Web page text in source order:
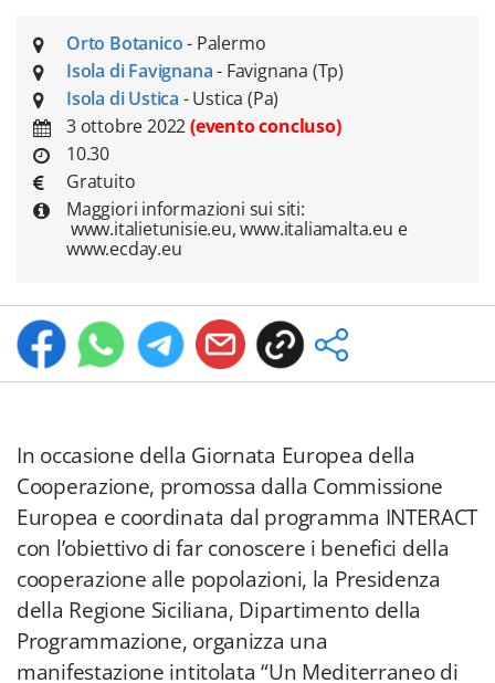
Orto Botanico- Palermo
Isola di Favignana- Favignana (Tp)
Isola di Ustica - Ustica (Pa)
3 ottobre 2022(evento concluso)
10.30
Gratuito
Maggiori informazioni sui siti:
www.italietunisie.eu, www.italiamalta.eu e
www.ecday.eu
In occasione della Giornata Europea della
Cooperazione, promossa dalla Commissione
Europea e coordinata dal programma INTERACT
con l’obiettivo di far conoscere i benefici della
cooperazione alle popolazioni, la Presidenza
della Regione Siciliana, Dipartimento della
Programmazione, organizza una
manifestazione intitolata “Un Mediterraneo di